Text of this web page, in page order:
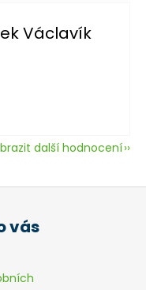
Václavík
obchodu je 5 z 5
další hodnocení
vás